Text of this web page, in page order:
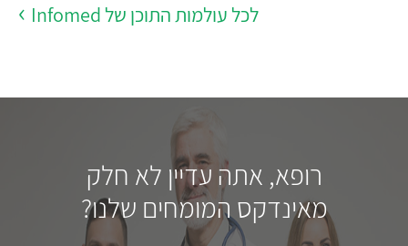
לכל עולמות התוכן של Infomed
רופא, אתה עדיין לא חלק
מאינדקס המומחים שלנו?